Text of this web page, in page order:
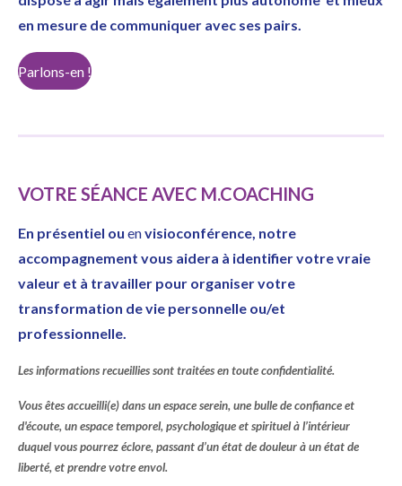
en mesure de communiquer avec ses pairs.
Parlons-en !
VOTRE SÉANCE AVEC M.COACHING
En présentiel ou envisioconférence, notre
accompagnement vous aidera à identifier votre vraie
valeur et à travailler pour organiser votre
transformation de vie personnelle ou/et
professionnelle.
Les informations recueillies sont traitées en toute confidentialité.
Vous êtes accueilli(e) dans un espace serein, une bulle de confiance et
d'écoute, un espace temporel, psychologique et spirituel à l’intérieur
duquel vous pourrez éclore, passant d’un état de douleur à un état de
liberté, et prendre votre envol.